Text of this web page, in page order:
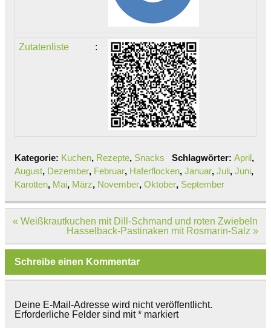
Zutatenliste :
Kategorie: Kuchen, Rezepte, Snacks Schlagwörter: April,
August, Dezember, Februar, Haferflocken, Januar, Juli, Juni,
Karotten, Mai, März, November, Oktober, September
Beitragsnavigation
« Weißkrautkuchen mit Dill-Schmand und roten Zwiebeln
Hasselback-Pastinaken mit Rosmarin-Salz »
Schreibe einen Kommentar
Deine E-Mail-Adresse wird nicht veröffentlicht.
Erforderliche Felder sind mit* markiert